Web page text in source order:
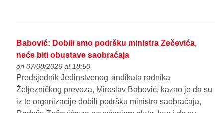
Babović: Dobili smo podršku ministra Zečevića,
neće biti obustave saobraćaja
on 07/08/2026 at 18:50
Predsjednik Jedinstvenog sindikata radnika
Željezničkog prevoza, Miroslav Babović, kazao je da su
iz te organizacije dobili podršku ministra saobraćaja,